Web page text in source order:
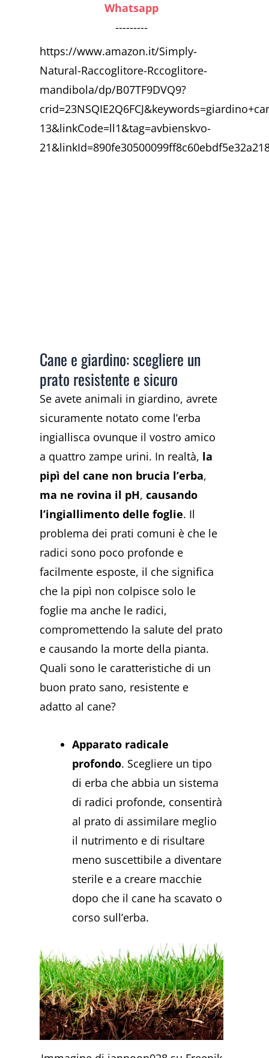
Whatsapp
---------
https://www.amazon.it/Simply-
Natural-Raccoglitore-Rccoglitore-
mandibola/dp/B07TF9DVQ9?
13&linkCode=ll1&tag=avbienskvo-
Cane e giardino: scegliere un
prato resistente e sicuro
Se avete animali in giardino, avrete
sicuramente notato come l’erba
ingiallisca ovunque il vostro amico
a quattro zampe urini. In realtà, la
pipì del cane non brucia l’erba,
ma ne rovina il pH,causando
l’ingiallimento delle foglie. Il
problema dei prati comuni è che le
radici sono poco profonde e
facilmente esposte, il che significa
che la pipì non colpisce solo le
foglie ma anche le radici,
compromettendo la salute del prato
e causando la morte della pianta.
Quali sono le caratteristiche di un
buon prato sano, resistente e
adatto al cane?
Apparato radicale
profondo. Scegliere un tipo
di erba che abbia un sistema
di radici profonde, consentirà
al prato di assimilare meglio
il nutrimento e di risultare
meno suscettibile a diventare
sterile e a creare macchie
dopo che il cane ha scavato o
corso sull’erba.